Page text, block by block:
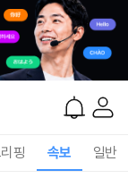
핑 속보 일반